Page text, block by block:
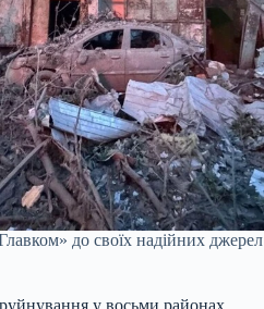
до своїх надійних джерел
у восьми районах